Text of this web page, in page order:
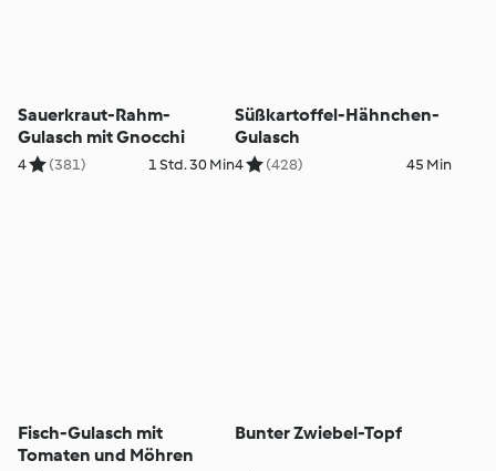
Sauerkraut-Rahm-
Gulasch mit Gnocchi
4 (381) 1 Std. 30 Min
Süßkartoffel-Hähnchen-
Gulasch
4 (428) 45 Min
Fisch-Gulasch mit
Tomaten und Möhren
Bunter Zwiebel-Topf